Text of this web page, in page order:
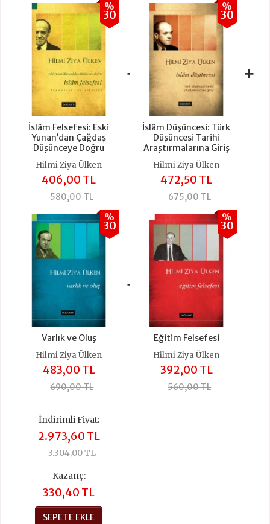
İslâm Felsefesi: Eski
Yunan’dan Çağdaş
Düşünceye Doğru
%
30
Hilmi Ziya Ülken
406,00 TL
580,00 TL
+
İslâm Düşüncesi: Türk
Düşüncesi Tarihi
Araştırmalarına Giriş
%
30
Hilmi Ziya Ülken
472,50 TL
675,00 TL
+
Varlık ve Oluş
%
30
Hilmi Ziya Ülken
483,00 TL
690,00 TL
+
Eğitim Felsefesi
%
30
Hilmi Ziya Ülken
392,00 TL
560,00 TL
İndirimli Fiyat:
2.973,60 TL
3.304,00 TL
Kazanç:
330,40 TL
SEPETE EKLE